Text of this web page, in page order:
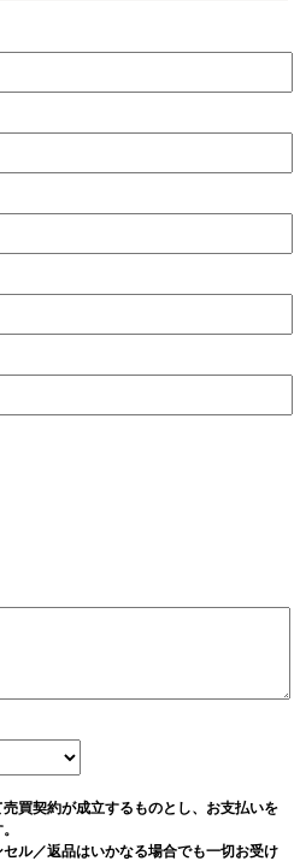
買契約が成立するものとし、お支払いを
ル／返品はいかなる場合でも一切お受け